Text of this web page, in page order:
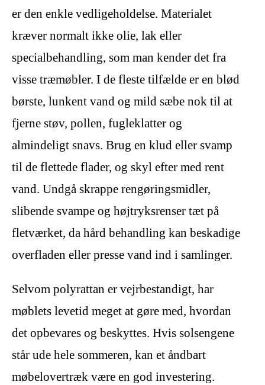
er den enkle vedligeholdelse. Materialet
kræver normalt ikke olie, lak eller
specialbehandling, som man kender det fra
visse træmøbler. I de fleste tilfælde er en blød
børste, lunkent vand og mild sæbe nok til at
fjerne støv, pollen, fugleklatter og
almindeligt snavs. Brug en klud eller svamp
til de flettede flader, og skyl efter med rent
vand. Undgå skrappe rengøringsmidler,
slibende svampe og højtryksrenser tæt på
fletværket, da hård behandling kan beskadige
overfladen eller presse vand ind i samlinger.
Selvom polyrattan er vejrbestandigt, har
møblets levetid meget at gøre med, hvordan
det opbevares og beskyttes. Hvis solsengene
står ude hele sommeren, kan et åndbart
møbelovertræk være en god investering.